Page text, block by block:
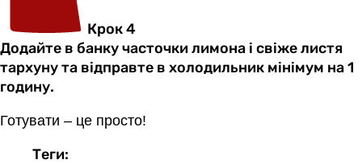
Крок 4
Додайте в банку часточки лимона і свіже листя
тархуну та відправте в холодильник мінімум на 1
годину.
Готувати – це просто!
Теги: